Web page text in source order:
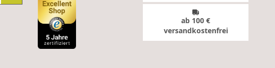
ab 100 €
versandkostenfrei